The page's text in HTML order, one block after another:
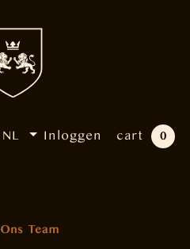
NL Inloggen cart 0
Ons Team